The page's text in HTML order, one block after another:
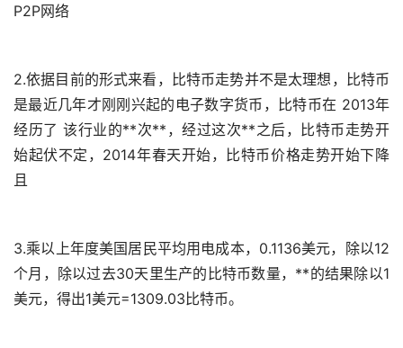
P2P网络
2.依据目前的形式来看，比特币走势并不是太理想，比特币
是最近几年才刚刚兴起的电子数字货币 ，比特币在 2013年
经历了 该行业的**次**，经过这次**之后，比特币走势开
始起伏不定，2014年春天开始，比特币价格走势开始下降
且
3.乘以上年度美国居民平均用电成本，0.1136美元，除以12
个月，除以过去30天里生产的比特币数量，**的结果除以1
美元，得出1美元=1309.03比特币。